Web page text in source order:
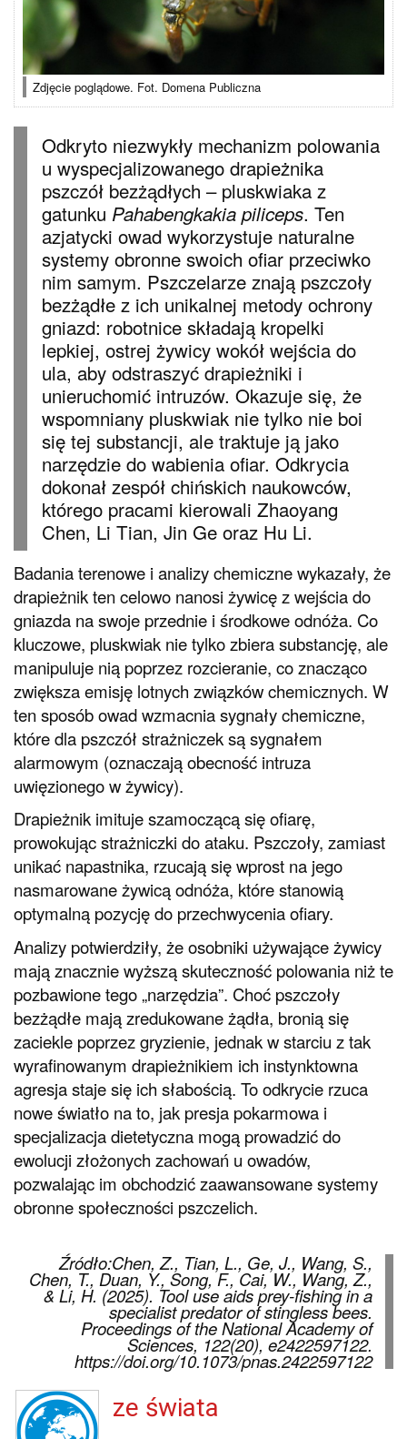
Zdjęcie poglądowe. Fot. Domena Publiczna
Odkryto niezwykły mechanizm polowania
u wyspecjalizowanego drapieżnika
pszczół bezżądłych – pluskwiaka z
gatunku Pahabengkakia piliceps. Ten
azjatycki owad wykorzystuje naturalne
systemy obronne swoich ofiar przeciwko
nim samym. Pszczelarze znają pszczoły
bezżądłe z ich unikalnej metody ochrony
gniazd: robotnice składają kropelki
lepkiej, ostrej żywicy wokół wejścia do
ula, aby odstraszyć drapieżniki i
unieruchomić intruzów. Okazuje się, że
wspomniany pluskwiak nie tylko nie boi
się tej substancji, ale traktuje ją jako
narzędzie do wabienia ofiar. Odkrycia
dokonał zespół chińskich naukowców,
którego pracami kierowali Zhaoyang
Chen, Li Tian, Jin Ge oraz Hu Li.
Badania terenowe i analizy chemiczne wykazały, że
drapieżnik ten celowo nanosi żywicę z wejścia do
gniazda na swoje przednie i środkowe odnóża. Co
kluczowe, pluskwiak nie tylko zbiera substancję, ale
manipuluje nią poprzez rozcieranie, co znacząco
zwiększa emisję lotnych związków chemicznych. W
ten sposób owad wzmacnia sygnały chemiczne,
które dla pszczół strażniczek są sygnałem
alarmowym (oznaczają obecność intruza
uwięzionego w żywicy).
Drapieżnik imituje szamoczącą się ofiarę,
prowokując strażniczki do ataku. Pszczoły, zamiast
unikać napastnika, rzucają się wprost na jego
nasmarowane żywicą odnóża, które stanowią
optymalną pozycję do przechwycenia ofiary.
Analizy potwierdziły, że osobniki używające żywicy
mają znacznie wyższą skuteczność polowania niż te
pozbawione tego „narzędzia”. Choć pszczoły
bezżądłe mają zredukowane żądła, bronią się
zaciekle poprzez gryzienie, jednak w starciu z tak
wyrafinowanym drapieżnikiem ich instynktowna
agresja staje się ich słabością. To odkrycie rzuca
nowe światło na to, jak presja pokarmowa i
specjalizacja dietetyczna mogą prowadzić do
ewolucji złożonych zachowań u owadów,
pozwalając im obchodzić zaawansowane systemy
obronne społeczności pszczelich.
Źródło:Chen, Z., Tian, L., Ge, J., Wang, S.,
Chen, T., Duan, Y., Song, F., Cai, W., Wang, Z.,
& Li, H. (2025). Tool use aids prey-fishing in a
specialist predator of stingless bees.
Proceedings of the National Academy of
Sciences, 122(20), e2422597122.
https://doi.org/10.1073/pnas.2422597122
ze świata